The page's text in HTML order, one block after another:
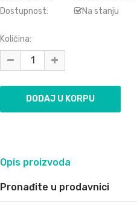
Dostupnost:
Na stanju
Količina:
Opis proizvoda
Pronađite u prodavnici